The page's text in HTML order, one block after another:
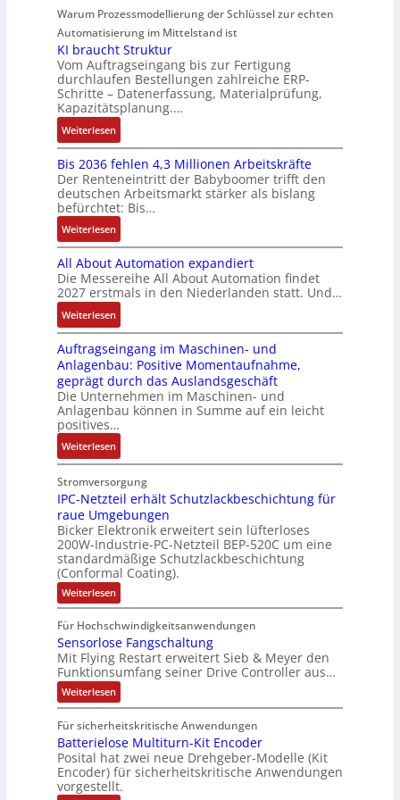
u
n
g
d
i
e
A
n
w
e
n
d
u
n
g
k
o
n
f
i
g
u
r
i
e
r
e
n
gd
o
b
o
t
i
k
i
o
n
i
n
F
n
u
c
C
N
C
-
S
y
s
t
e
m
e
i
z
i
e
r
u
e
s
t
ä
t
g
t
e
f
e
g
r
a
d
M
L
3
f
ü
s
i
c
e
r
e
E
n
w
i
c
k
t
S
y
s
t
è
m
e
s
:
Q
2
-
E
r
g
e
b
n
i
s
s
e
b
s
t
i
g
e
n
J
a
h
r
e
z
i
e
l
e
e
u
e
r
V
e
r
t
r
i
e
b
s
-
u
n
d
M
a
r
k
e
t
i
n
g
l
e
i
t
e
r
b
e
S
P
N
Warum Prozessmodellierung der Schlüssel zur echten
Automatisierung im Mittelstand ist
KI braucht Struktur
Vom Auftragseingang bis zur Fertigung
durchlaufen Bestellungen zahlreiche ERP-
Schritte – Datenerfassung, Materialprüfung,
Kapazitätsplanung.…
Weiterlesen:
K
I
b
r
a
u
c
h
t
S
t
r
u
k
t
u
r
Bis 2036 fehlen 4,3 Millionen Arbeitskräfte
Der Renteneintritt der Babyboomer trifft den
deutschen Arbeitsmarkt stärker als bislang
befürchtet: Bis…
Weiterlesen:
B
i
s
2
0
3
6
f
e
h
l
e
n
4
,
3
M
i
l
l
i
o
n
n
A
r
b
i
t
s
k
All About Automation expandiert
Die Messereihe All About Automation findet
2027 erstmals in den Niederlanden statt. Und…
Weiterlesen:
A
l
l
A
b
o
u
t
A
u
t
o
m
a
t
i
o
n
x
p
a
n
i
e
r
t
Auftragseingang im Maschinen- und
Anlagenbau: Positive Momentaufnahme,
geprägt durch das Auslandsgeschäft
Die Unternehmen im Maschinen- und
Anlagenbau können in Summe auf ein leicht
positives…
Weiterlesen:
A
u
f
t
r
a
g
s
e
n
g
a
n
g
m
M
a
s
Stromversorgung
IPC-Netzteil erhält Schutzlackbeschichtung für
raue Umgebungen
Bicker Elektronik erweitert sein lüfterloses
200W-Industrie-PC-Netzteil BEP-520C um eine
standardmäßige Schutzlackbeschichtung
(Conformal Coating).
Weiterlesen:
I
C
-
N
e
t
z
t
i
l
e
r
h
ä
Für Hochschwindigkeitsanwendungen
Sensorlose Fangschaltung
Mit Flying Restart erweitert Sieb & Meyer den
Funktionsumfang seiner Drive Controller aus…
Weiterlesen:
S
n
s
o
r
l
o
Für sicherheitskritische Anwendungen
Batterielose Multiturn-Kit Encoder
Posital hat zwei neue Drehgeber-Modelle (Kit
Encoder) für sicherheitskritische Anwendungen
vorgestellt.